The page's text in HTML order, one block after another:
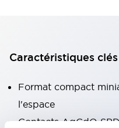
Caractéristiques clés
Format compact
l'espace
Contacts AgCdO